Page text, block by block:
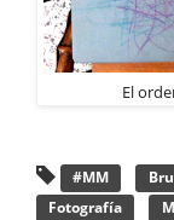
El
#MM
Fotografía